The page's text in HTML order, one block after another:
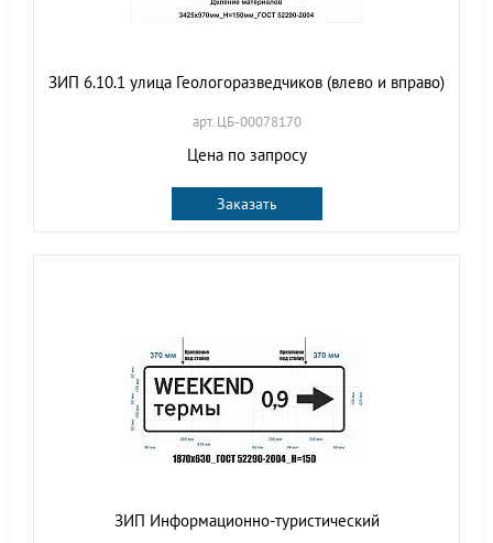
ЗИП 6.10.1 улица Геологоразведчиков (влево и вправо)
арт. ЦБ-00078170
Цена по запросу
Заказать
ЗИП Информационно-туристический